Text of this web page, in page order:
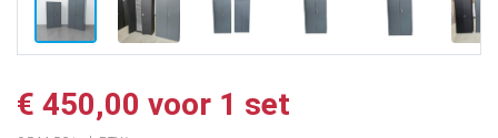
€ 450,00 voor 1 set